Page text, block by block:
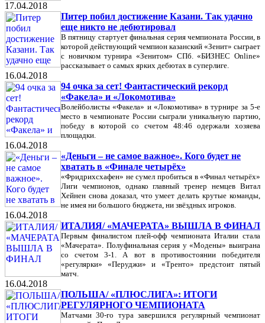
17.04.2018
Питер побил достижение Казани. Так удачно
еще никто не дебютировал
В пятницу стартует финальная серия чемпионата России, в
которой действующий чемпион казанский «Зенит» сыграет
с новичком турнира «Зенитом» СПб. «БИЗНЕС Online»
рассказывает о самых ярких дебютах в суперлиге.
16.04.2018
94 очка за сет! Фантастический рекорд
«Факела» и «Локомотива»
Волейболисты «Факела» и «Локомотива» в турнире за 5-е
место в чемпионате России сыграли уникальную партию,
победу в которой со счетом 48:46 одержали хозяева
площадки.
16.04.2018
«Деньги – не самое важное». Кого будет не
хватать в «Финале четырёх»
«Фридрихсхафен» не сумел пробиться в «Финал четырёх»
Лиги чемпионов, однако главный тренер немцев Витал
Хейнен снова доказал, что умеет делать крутые команды,
не имея ни большого бюджета, ни звёздных игроков.
16.04.2018
ИТАЛИЯ/ «МАЧЕРАТА» ВЫШЛА В ФИНАЛ
Первым финалистом плей-офф чемпионата Италии стала
«Мачерата». Полуфинальная серия у «Модены» выиграна
со счетом 3-1. А вот в противостоянии победителя
«регулярки» «Перуджи» и «Тренто» предстоит пятый
матч.
16.04.2018
ПОЛЬША/ «ПЛЮСЛИГА»: ИТОГИ
РЕГУЛЯРНОГО ЧЕМПИОНАТА
Матчами 30-го тура завершился регулярный чемпионат